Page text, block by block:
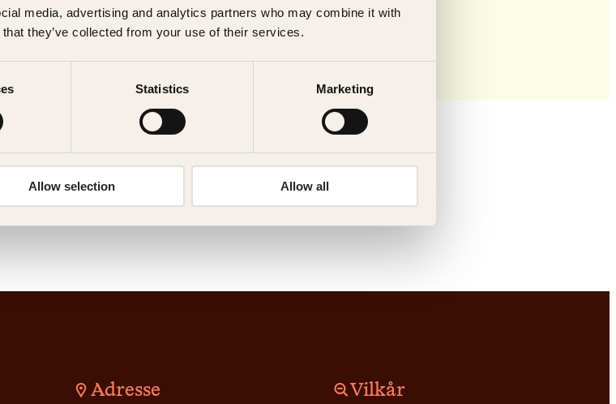
media, advertising and analytics partners who may combine it with
they’ve collected from your use of their services.
Statistics Marketing
Allow selection Allow all
Adresse Vilkår